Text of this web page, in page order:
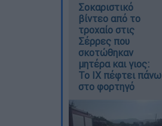
Σοκαριστικό
βίντεο από το
τροχαίο στις
Σέρρες που
σκοτώθηκαν
μητέρα και γιος:
Το ΙΧ πέφτει πάνω
στο φορτηγό